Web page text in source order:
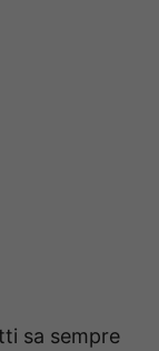
sa sempre